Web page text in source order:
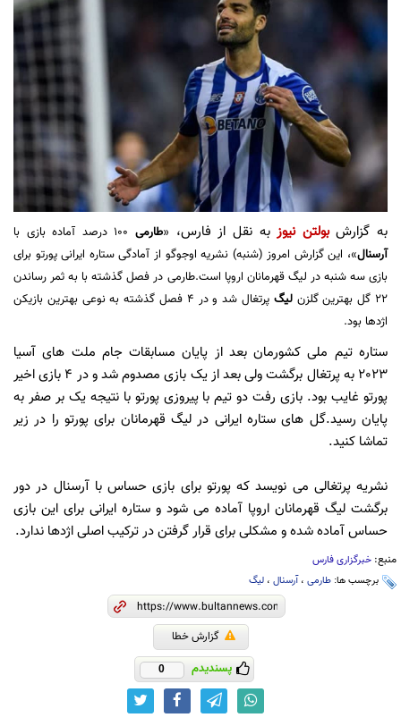
به گزارش بولتن نیوز به نقل از فارس، «طارمی 100 درصد آماده بازی با
آرسنال»، این گزارش امروز (شنبه) نشریه اوجوگو از آمادگی ستاره ایرانی پورتو برای
بازی سه شنبه در لیگ قهرمانان اروپا است.طارمی در فصل گذشته با به ثمر رساندن
22 گل بهترین گلزن
لیگ
پرتغال شد و در 4 فصل گذشته به نوعی بهترین بازیکن
اژدها بود.
ستاره تیم ملی کشورمان بعد از پایان مسابقات جام ملت های آسیا
2023 به پرتغال برگشت ولی بعد از یک بازی مصدوم شد و در 4 بازی اخیر
پورتو غایب بود. بازی رفت دو تیم با پیروزی پورتو با نتیجه یک بر صفر به
پایان رسید.گل های ستاره ایرانی در لیگ قهرمانان برای پورتو را در زیر
تماشا کنید.
نشریه پرتغالی می نویسد که پورتو برای بازی حساس با آرسنال در دور
برگشت لیگ قهرمانان اروپا آماده می شود و ستاره ایرانی برای این بازی
حساس آماده شده و مشکلی برای قرار گرفتن در ترکیب اصلی اژدها ندارد.
منبع: خبرگزاری فارس
برچسب ها: طارمی ،آرسنال ، لیگ
گزارش خطا
پسندیدم 0